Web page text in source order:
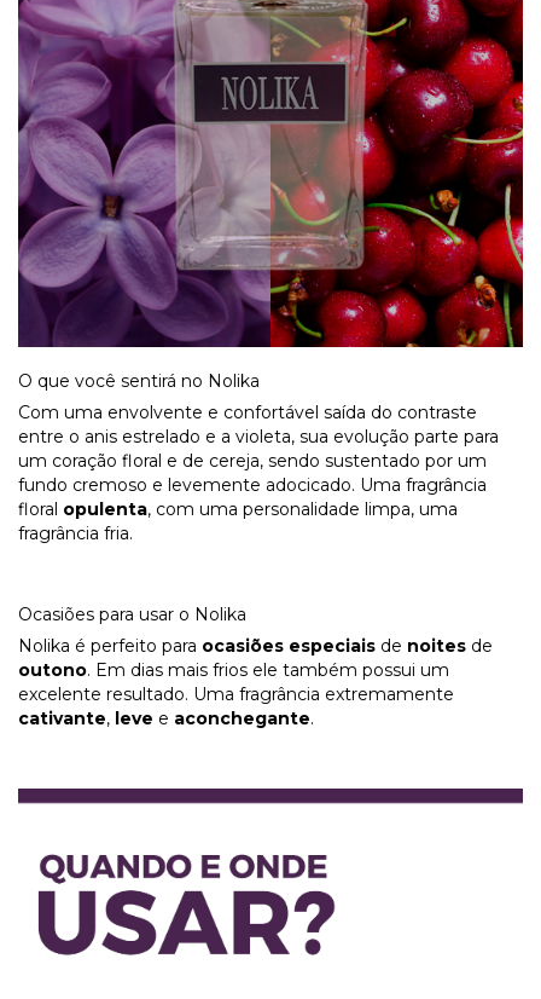
O que você sentirá no Nolika
Com uma envolvente e confortável saída do contraste
entre o anis estrelado e a violeta, sua evolução parte para
um coração floral e de cereja, sendo sustentado por um
fundo cremoso e levemente adocicado. Uma fragrância
floral opulenta, com uma personalidade limpa, uma
fragrância fria.
Ocasiões para usar o Nolika
Nolika é perfeito para ocasiões especiais de noites de
outono. Em dias mais frios ele também possui um
excelente resultado. Uma fragrância extremamente
cativante, leve e aconchegante.